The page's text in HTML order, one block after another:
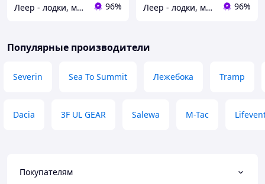
Леер - лодки, моторы, всё для отдыха 96% Леер - лодки, моторы, всё для отдыха 96%
Популярные производители
Severin Sea To Summit Лежебока Tramp
Dacia 3F UL GEAR Salewa M-Tac
Покупателям